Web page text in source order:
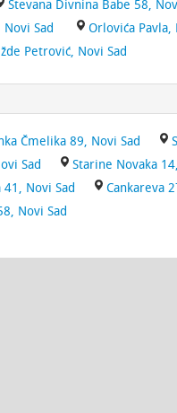
Stevana Divnina Babe 58,
Sad
Orlovića Pavla,
Petrović, Novi Sad
Čmelika 89, Novi Sad
Sad Starine Novaka
41, Novi Sad
Cankareva
Novi Sad